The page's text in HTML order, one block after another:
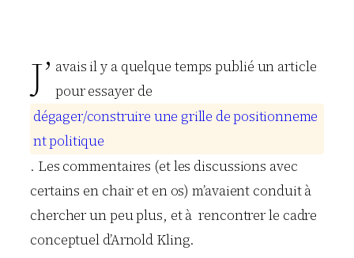
J’ avais il y a quelque temps publié un article
pour essayer de
dégager/construire une grille depositionneme
ntpolitique
. Les commentaires (et les discussions avec
certains en chair et en os) m’avaient conduit à
chercher un peu plus, et à rencontrer le cadre
conceptuel d’Arnold Kling.